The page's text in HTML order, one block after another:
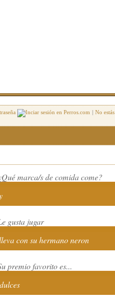
| No estás
¿Qué marca/s de comida come?
gusta jugar
con su hermano neron
premio favorito es...